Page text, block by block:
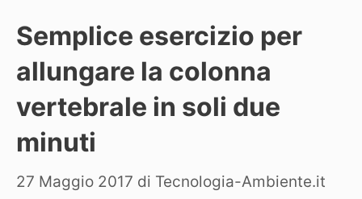
Semplice esercizio per
allungare la colonna
vertebrale in soli due
minuti
27 Maggio 2017 di Tecnologia-Ambiente.it